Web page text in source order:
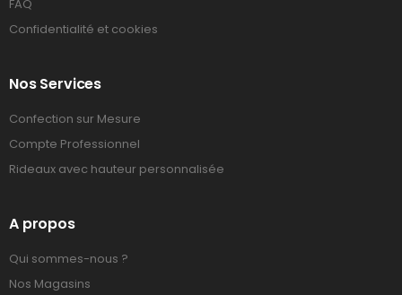
FAQ
Confidentialité et cookies
Nos Services
Confection sur Mesure
Compte Professionnel
Rideaux avec hauteur personnalisée
A propos
Qui sommes-nous ?
Nos Magasins